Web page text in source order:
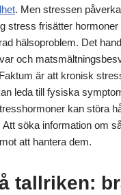
. Men stressen
stress frisätter
hälsoproblem. Det
och
är att kronisk
leda till fysiska
kan störa
söka information om
att hantera dem.
tallriken: